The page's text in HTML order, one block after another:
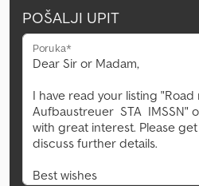
POŠALJI UPIT
Poruka*